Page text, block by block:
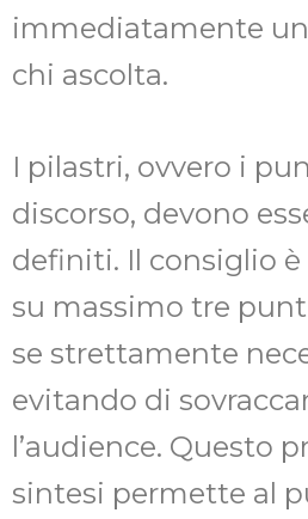
immediatamente
chi ascolta.
I pilastri, ovvero i
discorso, devono
definiti. Il consiglio
su massimo tre
se strettamente
evitando di
l’audience. Questo
sintesi permette al